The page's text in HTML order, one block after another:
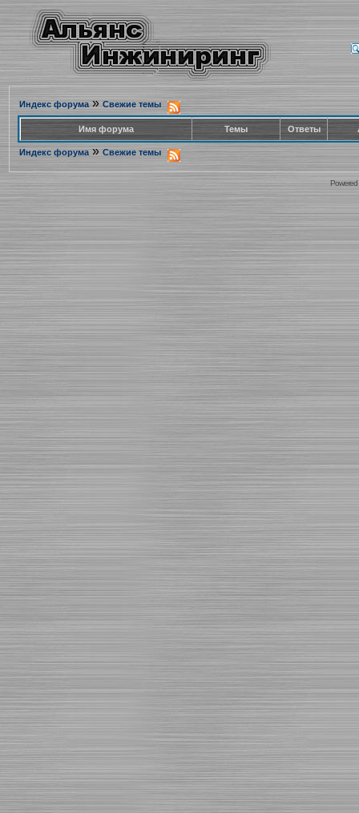
Индекс форума» Свежие темы
Имя форума Темы Ответы
Индекс форума » Свежие темы